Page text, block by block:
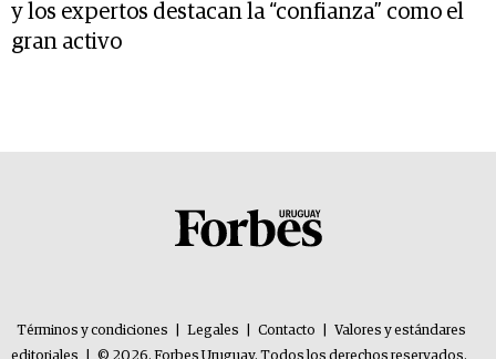
y los expertos destacan la “confianza” como el
gran activo
Términos y condiciones Legales Contacto
Valores y estándares
editoriales
© 2026. Forbes Uruguay. Todos los derechos reservados.